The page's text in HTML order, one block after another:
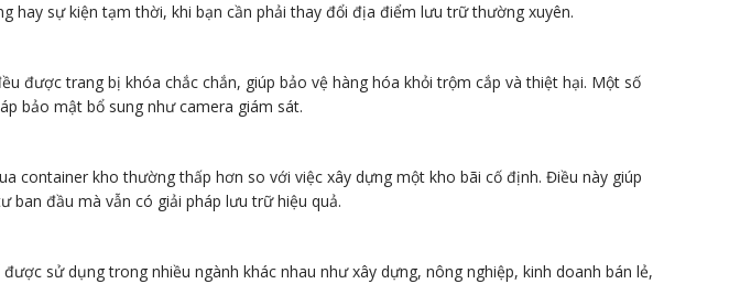
hay sự kiện tạm thời, khi bạn cần phải thay đổi địa điểm lưu trữ thường xuyên.
được trang bị khóa chắc chắn, giúp bảo vệ hàng hóa khỏi trộm cắp và thiệt hại. Một số
bảo mật bổ sung như camera giám sát.
container kho thường thấp hơn so với việc xây dựng một kho bãi cố định. Điều này giúp
ban đầu mà vẫn có giải pháp lưu trữ hiệu quả.
sử dụng trong nhiều ngành khác nhau như xây dựng, nông nghiệp, kinh doanh bán lẻ,